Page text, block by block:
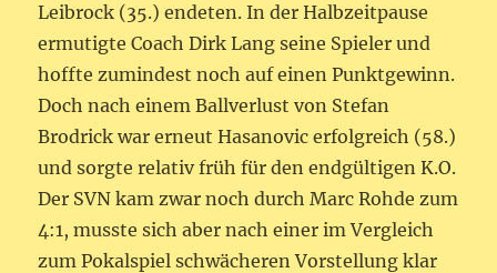
Leibrock (35.) endeten. In der Halbzeitpause
ermutigte Coach Dirk Lang seine Spieler und
hoffte zumindest noch auf einen Punktgewinn.
Doch nach einem Ballverlust von Stefan
Brodrick war erneut Hasanovic erfolgreich (58.)
und sorgte relativ früh für den endgültigen K.O.
Der SVN kam zwar noch durch Marc Rohde zum
4:1, musste sich aber nach einer im Vergleich
zum Pokalspiel schwächeren Vorstellung klar